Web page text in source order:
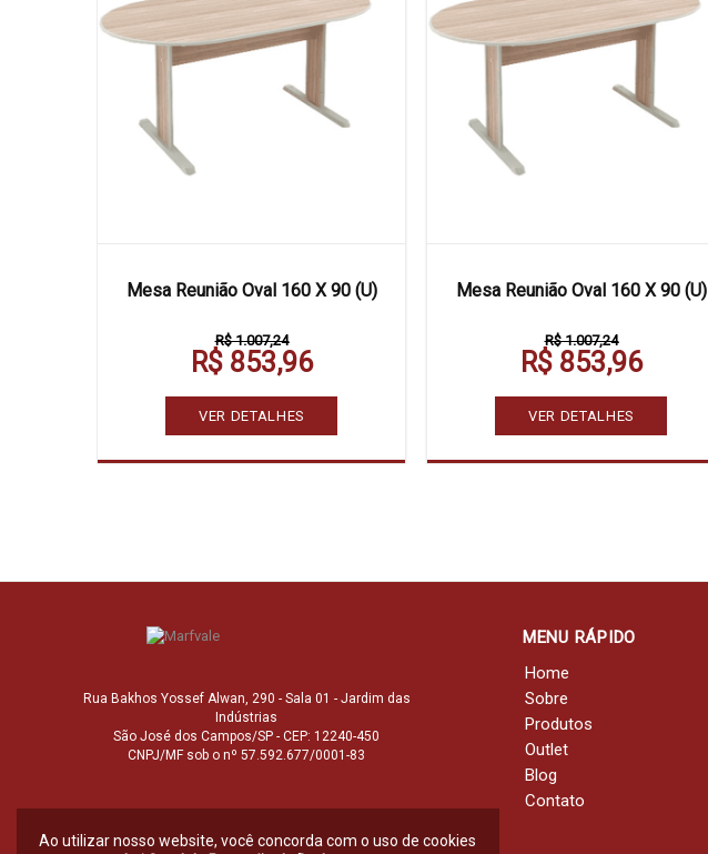
Mesa Reunião Oval 160 X 90 (U)
R$ 1.007,24
R$ 853,96
VER DETALHES
Mesa Reunião Oval 160 X 90 (U)
R$ 1.007,24
R$ 853,96
VER DETALHES
Rua Bakhos Yossef Alwan, 290 - Sala 01 - Jardim das
Indústrias
São José dos Campos/SP - CEP: 12240-450
CNPJ/MF sob o nº 57.592.677/0001-83
MENU RÁPIDO
Home
Sobre
Produtos
Outlet
Blog
Contato
Ao utilizar nosso website, você concorda com o uso de cookies